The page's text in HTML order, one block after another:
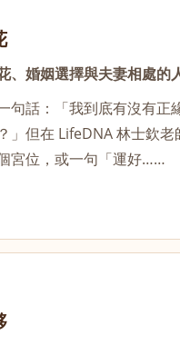
婚姻選擇與夫妻相處的
句話：「我到底有沒有正
但在 LifeDNA 林士欽老
宮位，或一句「運好……